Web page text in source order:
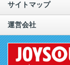
サイトマップ
運営会社